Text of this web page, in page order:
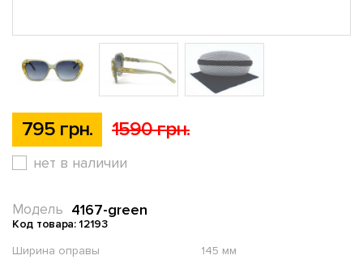
795 грн. 1590 грн.
нет в наличии
4167-green
Модель
Код товара: 12193
Ширина оправы
145 мм